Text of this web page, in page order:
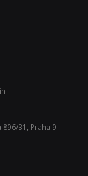
896/31, Praha 9 -